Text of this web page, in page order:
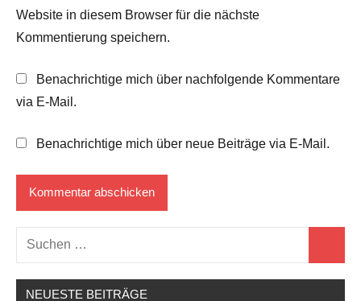
Website in diesem Browser für die nächste
Kommentierung speichern.
Benachrichtige mich über nachfolgende Kommentare
via E-Mail.
Benachrichtige mich über neue Beiträge via E-Mail.
Suchen
nach:
NEUESTE BEITRÄGE